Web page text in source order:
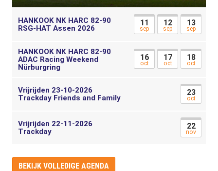
HANKOOK NK HARC 82-90
RSG-HAT Assen 2026
11
sep
12
sep
13
sep
HANKOOK NK HARC 82-90
ADAC Racing Weekend
Nürburgring
16
oct
17
oct
18
oct
Vrijrijden 23-10-2026
Trackday Friends and Family
23
oct
Vrijrijden 22-11-2026
Trackday
22
nov
BEKIJK VOLLEDIGE AGENDA